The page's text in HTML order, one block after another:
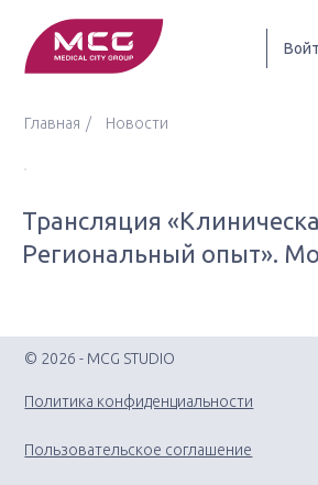
Главная Новости
Трансляция
Региональный опыт».
© 2026 - MCG STUDIO
Политика конфиденциальности
Пользовательское соглашение